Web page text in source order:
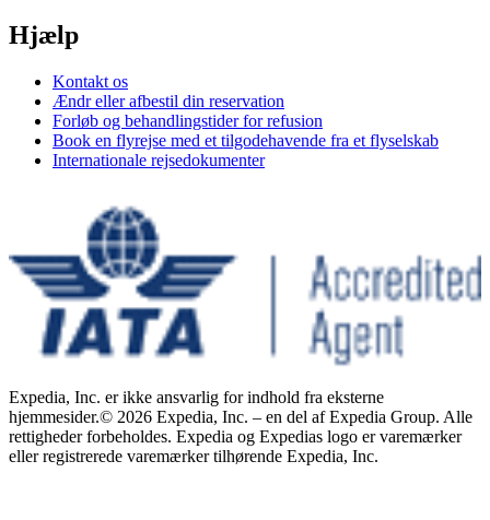
Hjælp
Kontakt os
Ændr eller afbestil din reservation
Forløb og behandlingstider for refusion
Book en flyrejse med et tilgodehavende fra et flyselskab
Internationale rejsedokumenter
Expedia, Inc. er ikke ansvarlig for indhold fra eksterne
hjemmesider.© 2026 Expedia, Inc. – en del af Expedia Group. Alle
rettigheder forbeholdes. Expedia og Expedias logo er varemærker
eller registrerede varemærker tilhørende Expedia, Inc.